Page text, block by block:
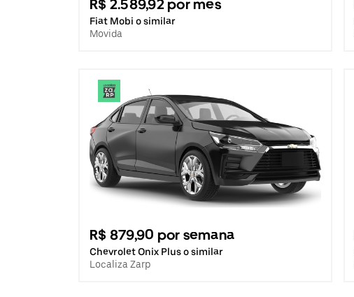
R$ 2.589,92 por mes
Fiat Mobi o similar
Movida
R$ 879,90 por semana
Chevrolet Onix Plus o similar
Localiza Zarp